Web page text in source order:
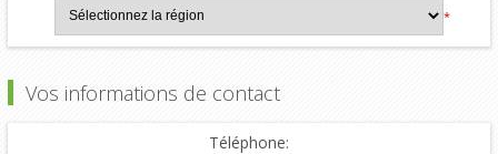
*
Vos informations de contact
Téléphone: